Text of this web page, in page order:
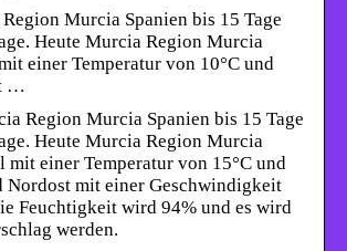
Murcia Spanien bis 15 Tage
Heute Murcia Region Murcia
einer Temperatur von 10°C und
…
Region Murcia Spanien bis 15 Tage
Heute Murcia Region Murcia
mit einer Temperatur von 15°C und
Nordost mit einer Geschwindigkeit
Feuchtigkeit wird 94% und es wird
werden.